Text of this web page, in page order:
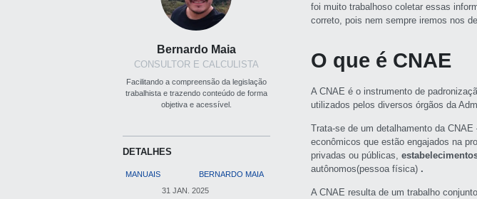
Bernardo Maia
CONSULTOR E CALCULISTA
Facilitando a compreensão da legislação
trabalhista e trazendo conteúdo de forma
objetiva e acessível.
DETALHES
MANUAIS
BERNARDO MAIA
31 JAN. 2025
foi muito trabalhoso coletar essas
correto, pois nem sempre iremos nos
O que é CNAE
A CNAE é o instrumento de
utilizados pelos diversos órgãos da
Trata-se de um detalhamento da
econômicos que estão engajados na
privadas ou públicas,
autônomos(pessoa física) .
A CNAE resulta de um trabalho